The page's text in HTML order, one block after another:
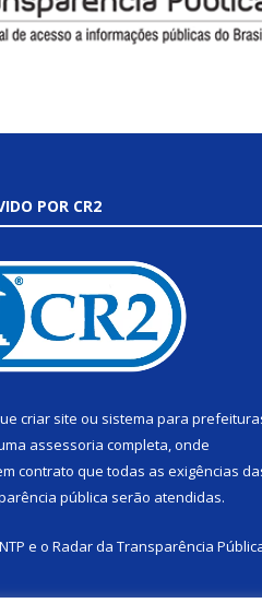
POR CR2
criar site ou sistema para
assessoria completa, onde
contrato que todas as exigências
pública serão atendidas.
e o Radar da Transparência